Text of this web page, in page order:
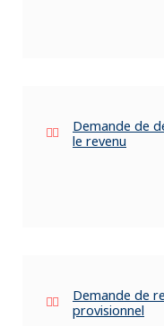
Demande de
le revenu
Demande de
provisionnel